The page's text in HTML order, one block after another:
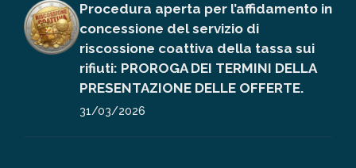
Procedura aperta per l’affidamento in
concessione del servizio di
riscossione coattiva della tassa sui
rifiuti: PROROGA DEI TERMINI DELLA
PRESENTAZIONE DELLE OFFERTE.
31/03/2026